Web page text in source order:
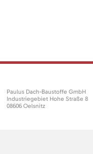
Paulus Dach-Baustoffe GmbH
Industriegebiet Hohe Straße 8
08606 Oelsnitz